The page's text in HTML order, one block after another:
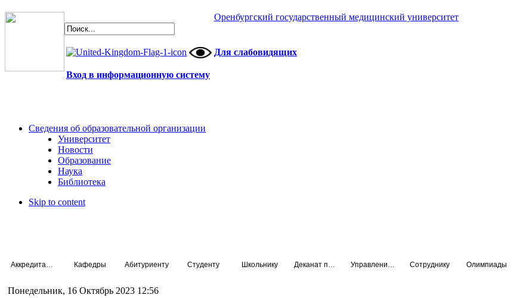
Оренбургский государственный медицинский университет
Для слабовидящих
Вход в информационную систему
Сведения об образовательной организации
Университет
Новости
Образование
Наука
Библиотека
Skip to content
Кафедры Абитуриенту Студенту Школьнику Сотруднику Олимпиады
Понедельник, 16 Октябрь 2023 12:56